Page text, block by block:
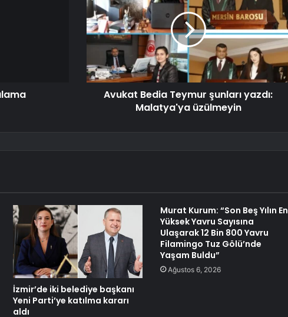
Avukat Bedia Teymur şunları yazdı:
Malatya'ya üzülmeyin
İzmir’de iki belediye başkanı
Yeni Parti’ye katılma kararı
aldı
Murat Kurum: “Son Beş Yılın En
Yüksek Yavru Sayısına
Ulaşarak 12 Bin 800 Yavru
Filamingo Tuz Gölü’nde
Yaşam Buldu”
Ağustos 6, 2026